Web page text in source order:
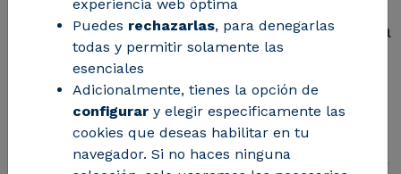
constitución de una garantía financiera
para que las actividades clasificadas
como prioridad 3 cubran sus posibles
daños medioambientales
experiencia web óptima
Puedes rechazarlas, para denegarlas
todas y permitir solamente las
esenciales
Adicionalmente, tienes la opción de
configurar y elegir especificamente las
cookies que deseas habilitar en tu
navegador. Si no haces ninguna